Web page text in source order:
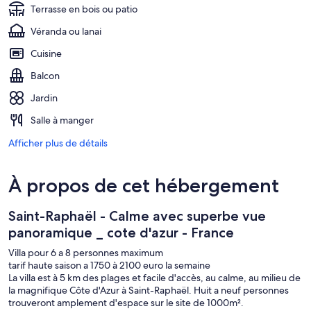
Terrasse en bois ou patio
Véranda ou lanai
Cuisine
Balcon
Jardin
Salle à manger
Afficher plus de détails
À propos de cet hébergement
Saint-Raphaël - Calme avec superbe vue
panoramique _ cote d'azur - France
Villa pour 6 a 8 personnes maximum
tarif haute saison a 1750 à 2100 euro la semaine
La villa est à 5 km des plages et facile d'accès, au calme, au milieu de
la magnifique Côte d'Azur à Saint-Raphaël. Huit a neuf personnes
trouveront amplement d'espace sur le site de 1000m².